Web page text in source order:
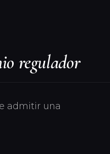
regulador
admitir una